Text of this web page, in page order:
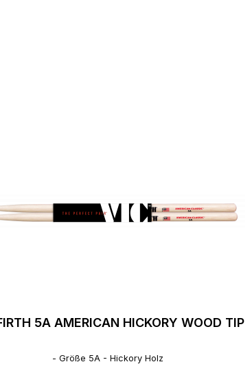
5A AMERICAN HICKORY WOOD TIP
- Größe 5A - Hickory Holz